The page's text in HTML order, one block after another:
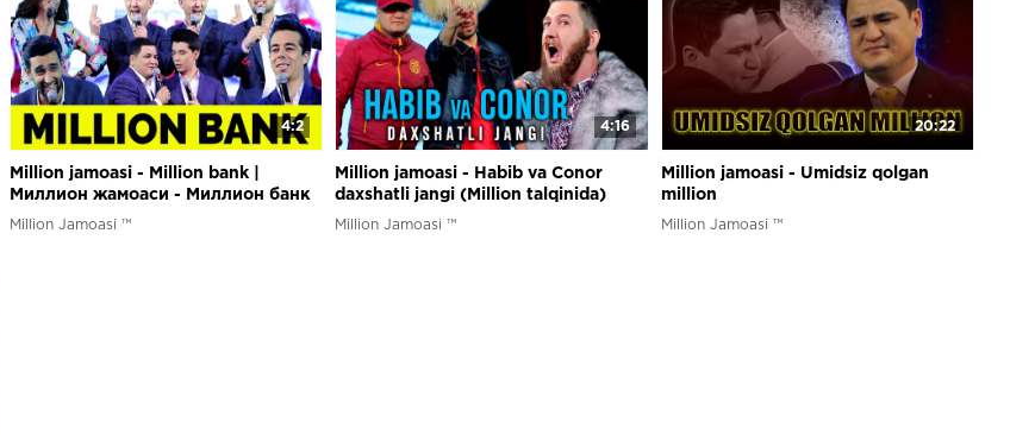
4:2
Million jamoasi - Million bank |
Миллион жамоаси - Миллион банк
Million Jamoasi ™
4:16
Million jamoasi - Habib va Conor
daxshatli jangi (Million talqinida)
Million Jamoasi ™
20:22
Million jamoasi - Umidsiz qolgan
million
Million Jamoasi ™